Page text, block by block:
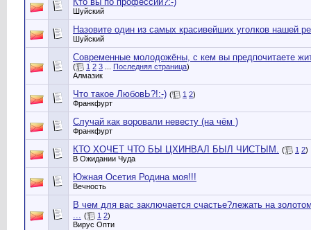
Шуйский
Назовите один из самых красивейших уголков нашей
Шуйский
Современные молодожёны, с кем вы предпочитаете
( 1 2 3 Последняя страница)
Алмазик
Что такое ЛюбовЬ?!:-) ( 1 2)
Франкфурт
Случай как воровали невесту (на чём )
Франкфурт
КТО ХОЧЕТ ЧТО БЫ ЦХИНВАЛ БЫЛ ЧИСТЫМ. ( 1 2)
В Ожидании Чуда
Южная Осетия Родина моя!!!
Вечность
В чем для вас заключается счастье?лежать на
... ( 1 2)
Вирус Опти